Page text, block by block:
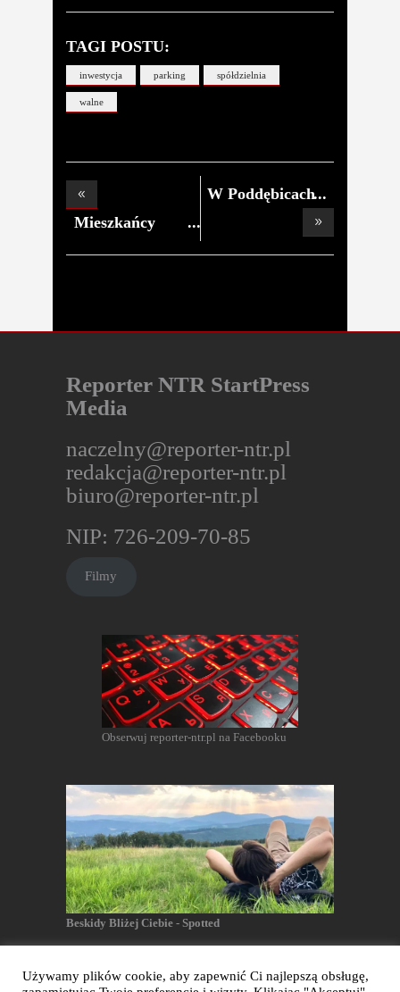
TAGI POSTU:
inwestycja parking spółdzielnia
walne
Mieszkańcy
W Poddębicach
Reporter NTR StartPress
Media
naczelny@reporter-ntr.pl
redakcja@reporter-ntr.pl
biuro@reporter-ntr.pl
NIP: 726-209-70-85
Filmy
Obserwuj reporter-ntr.pl na Facebooku
Beskidy Bliżej Ciebie - Spotted
Używamy plików cookie, aby zapewnić Ci najlepszą obsługę,